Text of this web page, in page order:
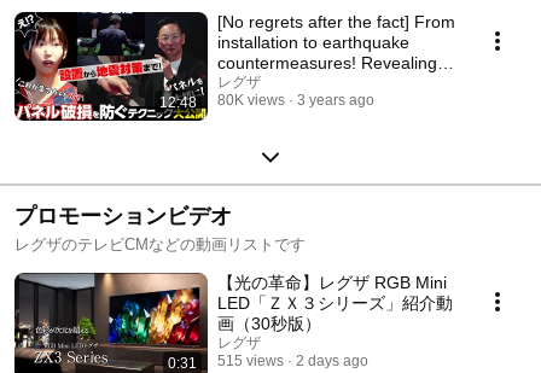
12:48
[No regrets after the fact] From
installation to earthquake
countermeasures! Revealing
techniques...
レグザ
80K views
3 years ago
プロモーションビデオ
レグザのテレビCMなどの動画リストです
0:31
【光の革命】レグザ RGB Mini
LED「ＺＸ３シリーズ」紹介動
画（30秒版）
レグザ
515 views
2 days ago